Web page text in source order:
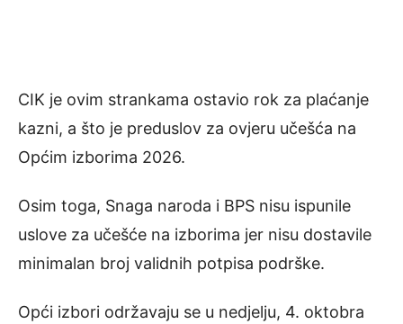
CIK je ovim strankama ostavio rok za plaćanje
kazni, a što je preduslov za ovjeru učešća na
Općim izborima 2026.
Osim toga, Snaga naroda i BPS nisu ispunile
uslove za učešće na izborima jer nisu dostavile
minimalan broj validnih potpisa podrške.
Opći izbori održavaju se u nedjelju, 4. oktobra